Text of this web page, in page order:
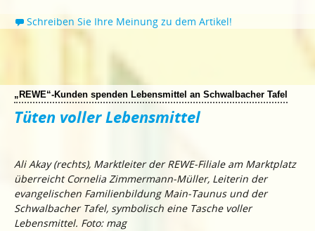
Schreiben Sie Ihre Meinung zu dem Artikel!
„REWE“-Kunden spenden Lebensmittel an Schwalbacher Tafel
Tüten voller Lebensmittel
Ali Akay (rechts), Marktleiter der REWE-Filiale am Marktplatz
überreicht Cornelia Zimmermann-Müller, Leiterin der
evangelischen Familienbildung Main-Taunus und der
Schwalbacher Tafel, symbolisch eine Tasche voller
Lebensmittel. Foto: mag